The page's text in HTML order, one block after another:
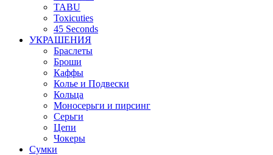
TABU
Toxicuties
45 Seconds
УКРАШЕНИЯ
Браслеты
Броши
Каффы
Колье и Подвески
Кольца
Моносерьги и пирсинг
Серьги
Цепи
Чокеры
Сумки